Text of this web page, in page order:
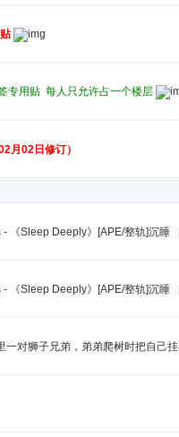
专用贴 每人只允许占一个楼层
月02日修订）
《Sleep Deeply》[APE/整轨]沉睡
《Sleep Deeply》[APE/整轨]沉睡
一对狮子兄弟，弟弟爬树时把自己